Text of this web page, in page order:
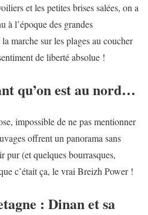
et les petites brises salées, on a
à l’époque des grandes
marche sur les plages au coucher
de liberté absolue !
qu’on est au nord…
impossible de ne pas mentionner
offrent un panorama sans
pur (et quelques bourrasques,
c’était ça, le vrai Breizh Power !
: Dinan et sa